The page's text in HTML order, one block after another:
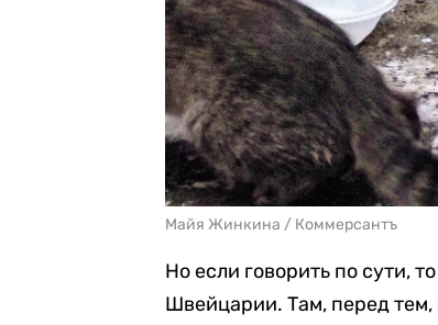
Майя Жинкина / Коммерсантъ
Но если говорить по сути,
Швейцарии. Там, перед тем,